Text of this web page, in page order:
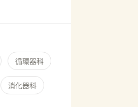
循環器科
消化器科